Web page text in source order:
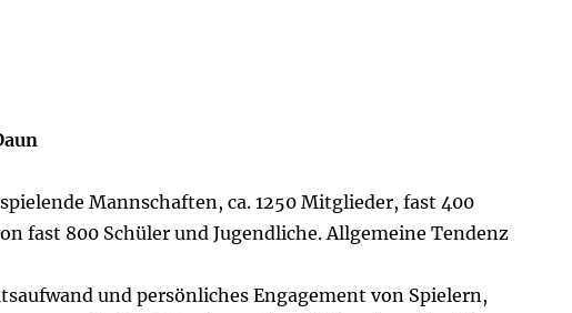
Mannschaften, ca. 1250 Mitglieder, fast 400
fast 800 Schüler und Jugendliche. Allgemeine Tendenz
und persönliches Engagement von Spielern,